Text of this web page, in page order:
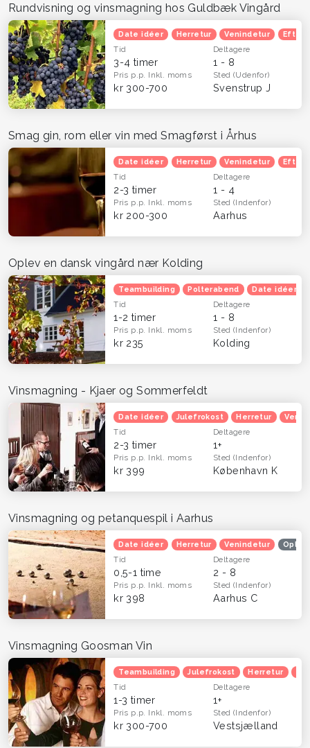
Rundvisning og vinsmagning hos Guldbæk Vingård
Date idéer Herretur Venindetur
Tid
3-4 timer
Deltagere
1 - 8
Pris p.p. Inkl. moms
kr 300-700
Sted(Udenfor)
Svenstrup J
Smag gin, rom eller vin med Smagførst i Århus
Date idéer Herretur Venindetur
Tid
2-3 timer
Deltagere
1 - 4
Pris p.p. Inkl. moms
kr 200-300
Sted(Indenfor)
Aarhus
Oplev en dansk vingård nær Kolding
Teambuilding Polterabend Date idéer
Tid
1-2 timer
Deltagere
1 - 8
Pris p.p. Inkl. moms
kr 235
Sted(Indenfor)
Kolding
Vinsmagning - Kjaer og Sommerfeldt
Date idéer Julefrokost Herretur
Tid
2-3 timer
Deltagere
1+
Pris p.p. Inkl. moms
kr 399
Sted(Indenfor)
København K
Vinsmagning og petanquespil i Aarhus
Date idéer Herretur Venindetur
Tid
0,5-1 time
Deltagere
2 - 8
Pris p.p. Inkl. moms
kr 398
Sted(Indenfor)
Aarhus C
Vinsmagning Goosman Vin
Teambuilding Julefrokost Herretur
Tid
1-3 timer
Deltagere
1+
Pris p.p. Inkl. moms
kr 300-700
Sted(Indenfor)
Vestsjælland